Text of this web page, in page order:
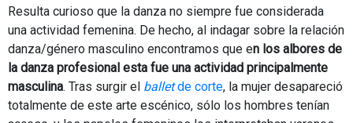
Resulta curioso que la danza no siempre fue considerada
una actividad femenina. De hecho, al indagar sobre la relación
danza/género masculino encontramos que en los albores de
la danza profesional esta fue una actividad principalmente
masculina. Tras surgir el balletde corte, la mujer desapareció
totalmente de este arte escénico, sólo los hombres tenían